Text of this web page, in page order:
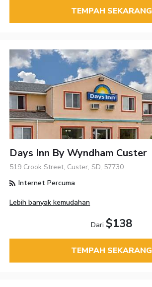
TEMPAH SEKARANG
Days Inn By Wyndham Custer
519 Crook Street, Custer, SD, 57730
Internet Percuma
Lebih banyak kemudahan
Dari $138
TEMPAH SEKARANG